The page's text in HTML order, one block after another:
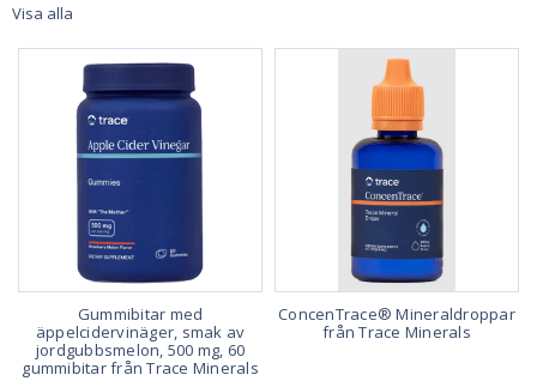
Visa alla
Gummibitar med
äppelcidervinäger, smak av
jordgubbsmelon, 500 mg, 60
gummibitar från Trace Minerals
ConcenTrace® Mineraldroppar
från Trace Minerals